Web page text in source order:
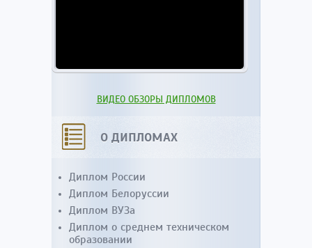
ВИДЕО ОБЗОРЫ ДИПЛОМОВ
О ДИПЛОМАХ
Диплом России
Диплом Белоруссии
Диплом ВУЗа
Диплом о среднем техническом
образовании